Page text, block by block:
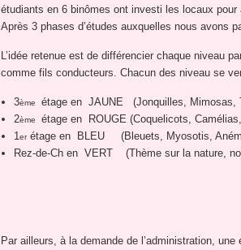
étudiants en 6 binômes ont investi les locaux
Après 3 phases d’études auxquelles nous avons
L’idée retenue est de différencier chaque niveau
comme fils conducteurs. Chacun des niveau se
3ème
étage en JAUNE (Jonquilles, Mimosas,
2ème
étage en ROUGE (Coquelicots,
1erétage en BLEU (Bleuets, Myosotis,
Rez-de-Ch en VERT (Thème sur la nature,
Par ailleurs, à la demande de l’administration,